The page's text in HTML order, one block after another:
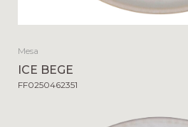
Mesa
ICE BEGE
FF0250462351